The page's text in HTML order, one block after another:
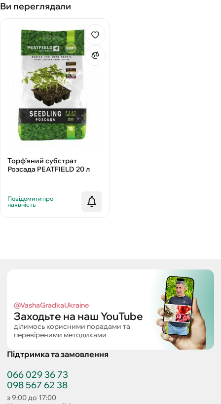
Ви переглядали
Торф’яний субстрат
Розсада PEATFIELD 20 л
Повідомити про
наявність
@VashaGradkaUkraine
Заходьте на наш YouTube
ділимось корисними порадами та
перевіреними методиками
Підтримка та замовлення
066 029 36 73
098 567 62 38
з 9:00 до 17:00